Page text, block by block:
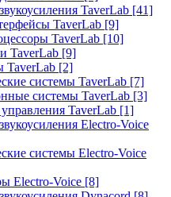
TaverLab [41]
TaverLab [9]
TaverLab [10]
TaverLab [9]
[2]
системы TaverLab [7]
системы TaverLab [3]
TaverLab [1]
Electro-Voice
системы Electro-Voice
Electro-Voice [8]